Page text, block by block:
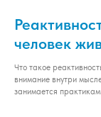
человек
Что такое
внимание внутри
занимается